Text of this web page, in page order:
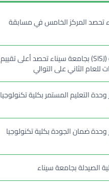
تحصد المركز الخامس في مسابقة
مجلة سيناء الدولية العلمية (SISJ) بجامعة سيناء تحصد أعلى تقييم
الثاني على التوالي
التعليم المستمر بكلية تكنولوجيا
ضمان الجودة بكلية تكنولوجيا
الصيدلة بجامعة سيناء